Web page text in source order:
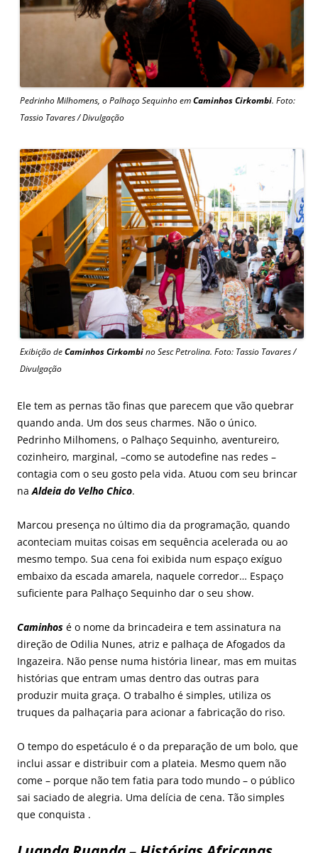
Pedrinho Milhomens, o Palhaço Sequinho emCaminhos Cirkombi. Foto:
Tassio Tavares / Divulgação
Exibição deCaminhos Cirkombino Sesc Petrolina. Foto: Tassio Tavares /
Divulgação
Ele tem as pernas tão finas que parecem que vão quebrar
quando anda. Um dos seus charmes. Não o único.
Pedrinho Milhomens, o Palhaço Sequinho, aventureiro,
cozinheiro, marginal, –como se autodefine nas redes –
contagia com o seu gosto pela vida. Atuou com seu brincar
naAldeia do Velho Chico.
Marcou presença no último dia da programação, quando
aconteciam muitas coisas em sequência acelerada ou ao
mesmo tempo. Sua cena foi exibida num espaço exíguo
embaixo da escada amarela, naquele corredor… Espaço
suficiente para Palhaço Sequinho dar o seu show.
Caminhos é o nome da brincadeira e tem assinatura na
direção de Odilia Nunes, atriz e palhaça de Afogados da
Ingazeira. Não pense numa história linear, mas em muitas
histórias que entram umas dentro das outras para
produzir muita graça. O trabalho é simples, utiliza os
truques da palhaçaria para acionar a fabricação do riso.
O tempo do espetáculo é o da preparação de um bolo, que
inclui assar e distribuir com a plateia. Mesmo quem não
come – porque não tem fatia para todo mundo – o público
sai saciado de alegria. Uma delícia de cena. Tão simples
que conquista .